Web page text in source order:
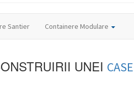
Santier Containere Modulare
UNEI